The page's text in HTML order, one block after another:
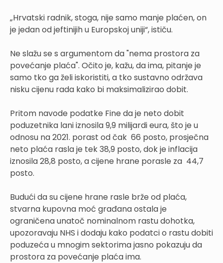
„Hrvatski radnik, stoga, nije samo manje plaćen, on
je jedan od jeftinijih u Europskoj uniji“, ističu.
Ne slažu se s argumentom da "nema prostora za
povećanje plaća". Očito je, kažu, da ima, pitanje je
samo tko ga želi iskoristiti, a tko sustavno održava
nisku cijenu rada kako bi maksimalizirao dobit.
Pritom navode podatke Fine da je neto dobit
poduzetnika lani iznosila 9,9 milijardi eura, što je u
odnosu na 2021. porast od čak 66 posto, prosječna
neto plaća rasla je tek 38,9 posto, dok je inflacija
iznosila 28,8 posto, a cijene hrane porasle za 44,7
posto.
Budući da su cijene hrane rasle brže od plaća,
stvarna kupovna moć građana ostala je
ograničena unatoč nominalnom rastu dohotka,
upozoravaju NHS i dodaju kako podatci o rastu dobiti
poduzeća u mnogim sektorima jasno pokazuju da
prostora za povećanje plaća ima.